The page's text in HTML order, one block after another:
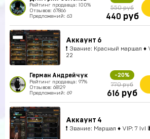
Рейтинг продавца: 100%
Отзывов: 67866
Предложений: 63
550 руб
440 руб
Аккаунт 6
❗ Звание: Красный маршал ♦
22
Герман Андрейчук
Рейтинг продавца: 97%
Отзывов: 68129
Предложений: 69
-20%
770 руб
616 руб
Аккаунт 4
❗ Звание: Маршал ♦ VIP: 7 lvl